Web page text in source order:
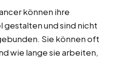
können ihre
und sind nicht
Sie können oft
wie lange sie arbeiten,